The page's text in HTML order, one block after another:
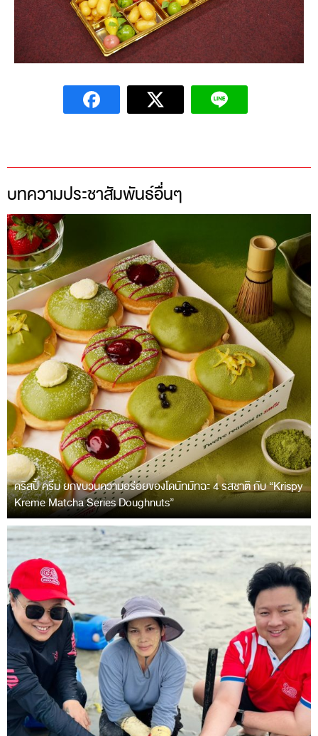
บทความประชาสัมพันธ์อื่นๆ
คริสปี้ ครีม ยกขบวนความอร่อยของโดนัทมัทฉะ 4 รสชาติ กับ “Krispy
Kreme Matcha Series Doughnuts”